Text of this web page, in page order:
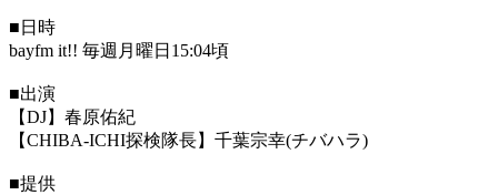
■日時
bayfm it!! 毎週月曜日15:04頃
■出演
【DJ】春原佑紀
【CHIBA-ICHI探検隊長】千葉宗幸(チバハラ)
■提供